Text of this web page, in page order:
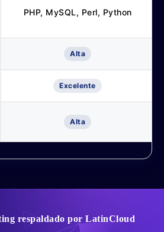
PHP, MySQL, Perl, Python
Alta
Excelente
Alta
respaldado por LatinCloud